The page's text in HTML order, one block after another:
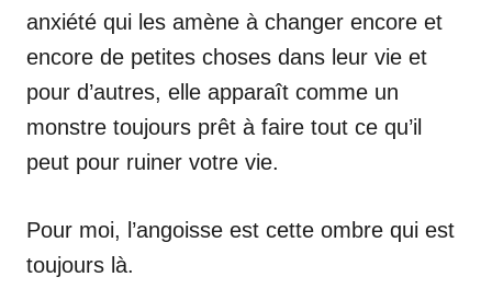
anxiété qui les amène à changer encore et
encore de petites choses dans leur vie et
pour d’autres, elle apparaît comme un
monstre toujours prêt à faire tout ce qu’il
peut pour ruiner votre vie.
Pour moi, l’angoisse est cette ombre qui est
toujours là.